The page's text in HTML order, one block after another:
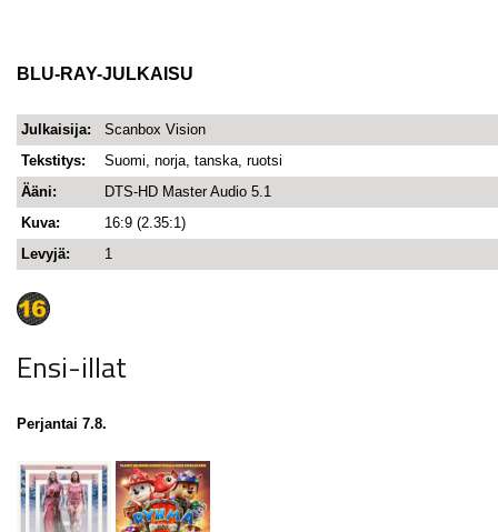
BLU-RAY-JULKAISU
Julkaisija:
Scanbox Vision
Tekstitys:
Suomi, norja, tanska, ruotsi
Ääni:
DTS-HD Master Audio 5.1
Kuva:
16:9 (2.35:1)
Levyjä:
1
Ensi-illat
Perjantai 7.8.